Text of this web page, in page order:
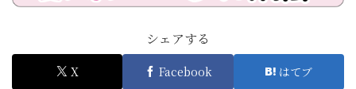
シェアする
X Facebook はてブ